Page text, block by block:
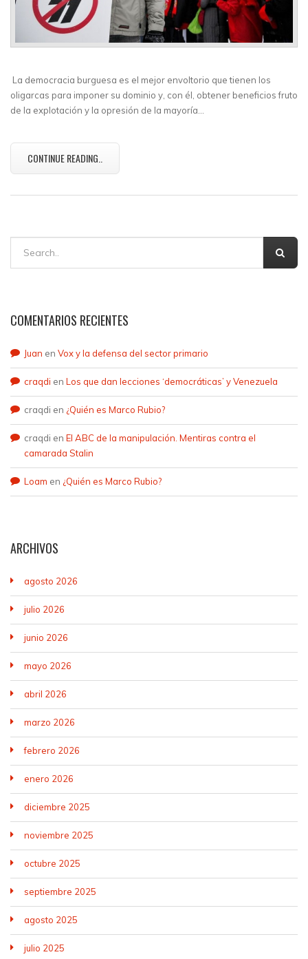
La democracia burguesa es el mejor envoltorio que tienen los
oligarcas para imponer su dominio y, con él, obtener beneficios fruto
de la explotación y la opresión de la mayoría…
CONTINUE READING..
COMENTARIOS RECIENTES
Juan en Vox y la defensa del sector primario
craqdi en Los que dan lecciones ‘democráticas’ y Venezuela
craqdi en ¿Quién es Marco Rubio?
craqdi en El ABC de la manipulación. Mentiras contra el
camarada Stalin
Loam en ¿Quién es Marco Rubio?
ARCHIVOS
agosto 2026
julio 2026
junio 2026
mayo 2026
abril 2026
marzo 2026
febrero 2026
enero 2026
diciembre 2025
noviembre 2025
octubre 2025
septiembre 2025
agosto 2025
julio 2025